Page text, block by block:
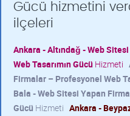
Gücü hizmetini
ilçeleri
Ankara - Altındağ - Web
Web Tasarımın Gücü Hizmeti
Firmalar – Profesyonel Web
Bala - Web Sitesi Yapan
Gücü Hizmeti Ankara -